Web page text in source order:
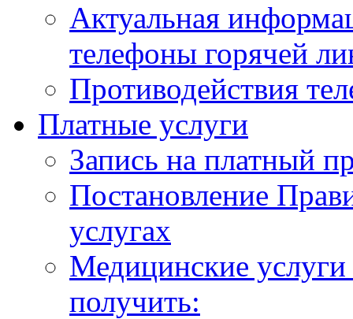
Актуальная
телефоны горячей
Противодействия
Платные услуги
Запись на платный
Постановление
услугах
Медицинские
получить: